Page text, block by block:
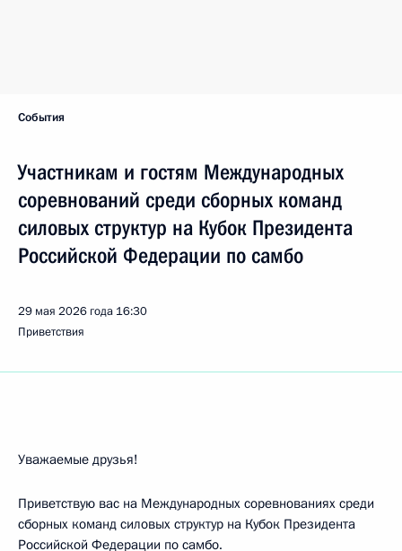
События
Участникам и гостям Международных
соревнований среди сборных команд
силовых структур на Кубок Президента
Российской Федерации по самбо
29 мая 2026 года 16:30
Приветствия
Уважаемые друзья!
Приветствую вас на Международных соревнованиях среди
сборных команд силовых структур на Кубок Президента
Российской Федерации по самбо.